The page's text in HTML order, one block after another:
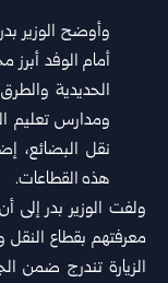
وأوضح الوزير
أمام الوفد
الحديدية
ومدارس تعليم
نقل البضائع،
هذه القطاعات.
ولفت الوزير بدر
معرفتهم بقطاع النقل
الزيارة تندرج ضمن